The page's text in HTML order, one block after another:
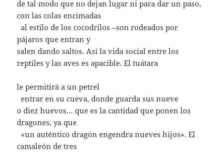
de tal modo que no dejan lugar ni para dar un paso,
con las colas encimadas
..al estilo de los cocodrilos –son rodeados por
pájaros que entran y
salen dando saltos. Así la vida social entre los
reptiles y las aves es apacible. El tuátara
le permitirá a un petrel
..entrar en su cueva, donde guarda sus nueve
o diez huevos… que es la cantidad que ponen los
dragones, ya que
«un auténtico dragón engendra nueves hijos». El
camaleón de tres